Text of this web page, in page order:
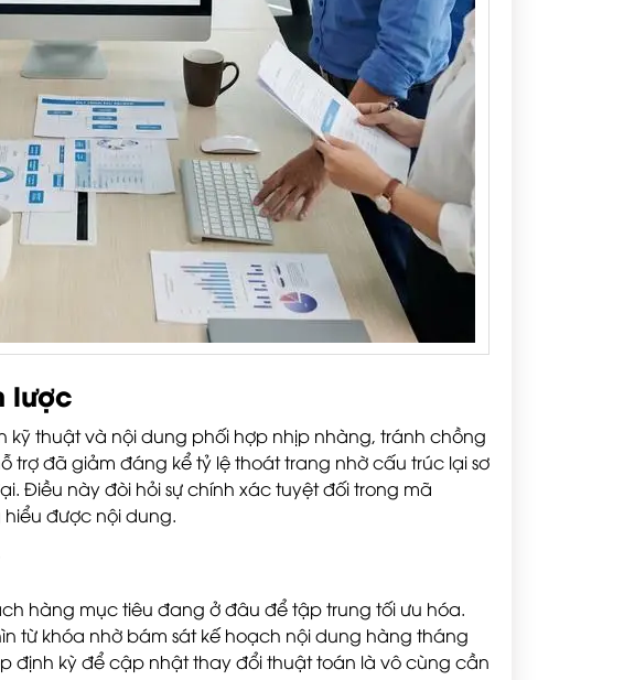
lược
kỹ thuật và nội dung phối hợp nhịp nhàng, tránh chồng
trợ đã giảm đáng kể tỷ lệ thoát trang nhờ cấu trúc lại sơ
Điều này đòi hỏi sự chính xác tuyệt đối trong mã
được nội dung.
hàng mục tiêu đang ở đâu để tập trung tối ưu hóa.
từ khóa nhờ bám sát kế hoạch nội dung hàng tháng
định kỳ để cập nhật thay đổi thuật toán là vô cùng cần